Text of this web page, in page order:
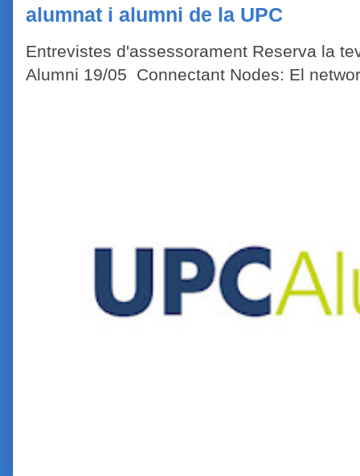
alumnat i alumni de la UPC
Entrevistes d'assessorament Reserva la
Alumni 19/05 Connectant Nodes: El